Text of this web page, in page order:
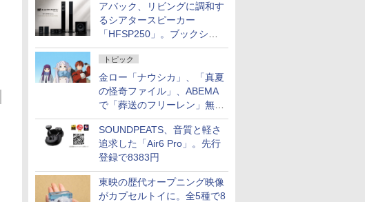
アバック、リビングに調和す
るシアタースピーカー
「HFSP250」。ブックシェ
ルフはペア3万円以下
トピック
金ロー「ナウシカ」、「真夏
の怪奇ファイル」、ABEMA
で「葬送のフリーレン」無料
配信など。夏の特番・配信情
報
SOUNDPEATS、音質と軽さ
追求した「Air6 Pro」。先行
登録で8383円
東映の歴代オープニング映像
がカプセルトイに。全5種で8